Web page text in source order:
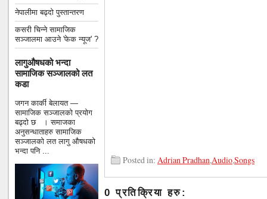
नेपालीमा बढ्दो पुस्तान्तरण
कसरी चिन्ने सामाजिक
सञ्जालमा आउने 'फेक न्यूज' ?
लागुऔषधको भन्दा
सामाजिक सञ्जालको लत
कडा
जगन कार्की बेलायत —
सामाजिक सञ्जालको प्रयोग
बढ्दो छ । समाजका
अनुसन्धाताहरु सामाजिक
सञ्जालको लत लागु औषधको
भन्दा पनि ...
Posted in: Adrian Pradhan,Audio,Songs
0 प्रतिक्रिया हरु: